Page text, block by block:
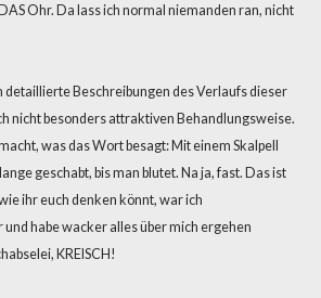
Ohr. Da lass ich normal niemanden ran, nicht
detaillierte Beschreibungen des Verlaufs dieser
nicht besonders attraktiven Behandlungsweise.
was das Wort besagt: Mit einem Skalpell
geschabt, bis man blutet. Na ja, fast. Das ist
ihr euch denken könnt, war ich
habe wacker alles über mich ergehen
KREISCH!